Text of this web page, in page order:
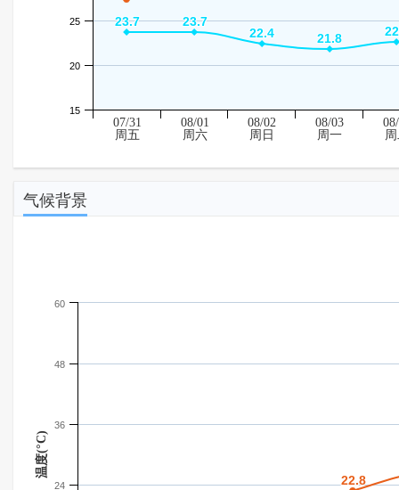
23.7
23.7 23.7
23.7
22.4
22.4 21.8
21.8
15
20
25
07/31
周五
08/01
周六
08/02
周日
08/03
周一
气候背景
温度(°C)
22.8
22.8
24
36
48
60